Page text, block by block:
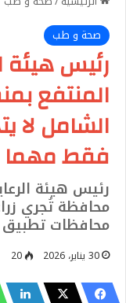
صحة و طب
رئيس هيئة
المنتفع
فقط مهما
رئيس هيئة
محافظة تُجري
محافظات تطبيق
30 يناير، 2026 20